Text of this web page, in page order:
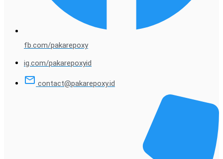
fb.com/pakarepoxy
ig.com/pakarepoxyid
contact@pakarepoxy.id